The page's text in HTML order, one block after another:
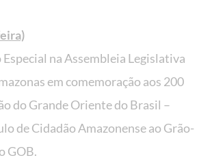
Especial na Assembleia Legislativa
em comemoração aos 200
do Grande Oriente do Brasil –
de Cidadão Amazonense ao Grão-
GOB.